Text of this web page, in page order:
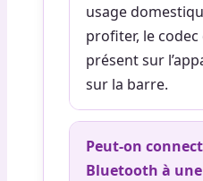
usage
profiter, le
présent sur
sur la barre.
Peut-on
Bluetooth à